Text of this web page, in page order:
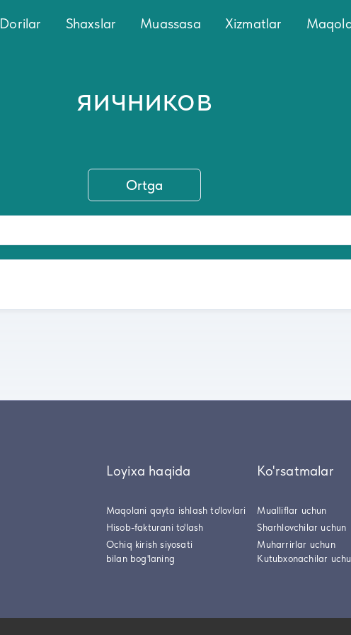
Dorilar Shaxslar Muassasa Xizmatlar
яичников
Ortga
Loyixa haqida
Maqolani qayta ishlash to'lovlari
Hisob-fakturani to'lash
Ochiq kirish siyosati
bilan bog'laning
Ko'rsatmalar
Mualliflar uchun
Sharhlovchilar uchun
Muharrirlar uchun
Kutubxonachilar